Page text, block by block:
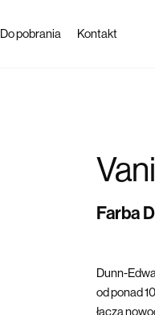
Do pobrania Kontakt
Farba
Dunn-
od ponad
łączą